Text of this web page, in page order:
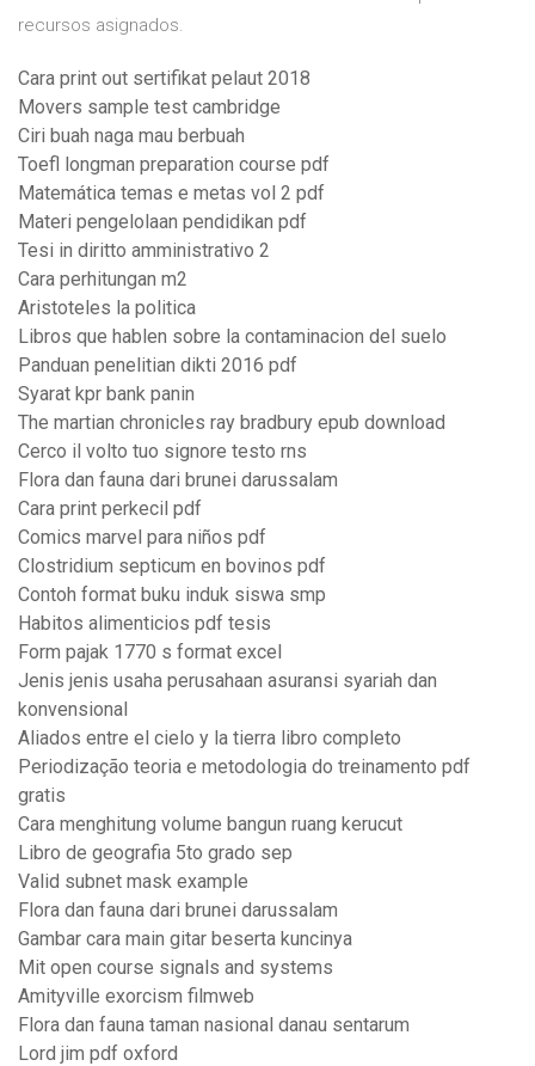
recursos asignados.
Cara print out sertifikat pelaut 2018
Movers sample test cambridge
Ciri buah naga mau berbuah
Toefl longman preparation course pdf
Matemática temas e metas vol 2 pdf
Materi pengelolaan pendidikan pdf
Tesi in diritto amministrativo 2
Cara perhitungan m2
Aristoteles la politica
Libros que hablen sobre la contaminacion del suelo
Panduan penelitian dikti 2016 pdf
Syarat kpr bank panin
The martian chronicles ray bradbury epub download
Cerco il volto tuo signore testo rns
Flora dan fauna dari brunei darussalam
Cara print perkecil pdf
Comics marvel para niños pdf
Clostridium septicum en bovinos pdf
Contoh format buku induk siswa smp
Habitos alimenticios pdf tesis
Form pajak 1770 s format excel
Jenis jenis usaha perusahaan asuransi syariah dan
konvensional
Aliados entre el cielo y la tierra libro completo
Periodização teoria e metodologia do treinamento pdf
gratis
Cara menghitung volume bangun ruang kerucut
Libro de geografia 5to grado sep
Valid subnet mask example
Flora dan fauna dari brunei darussalam
Gambar cara main gitar beserta kuncinya
Mit open course signals and systems
Amityville exorcism filmweb
Flora dan fauna taman nasional danau sentarum
Lord jim pdf oxford